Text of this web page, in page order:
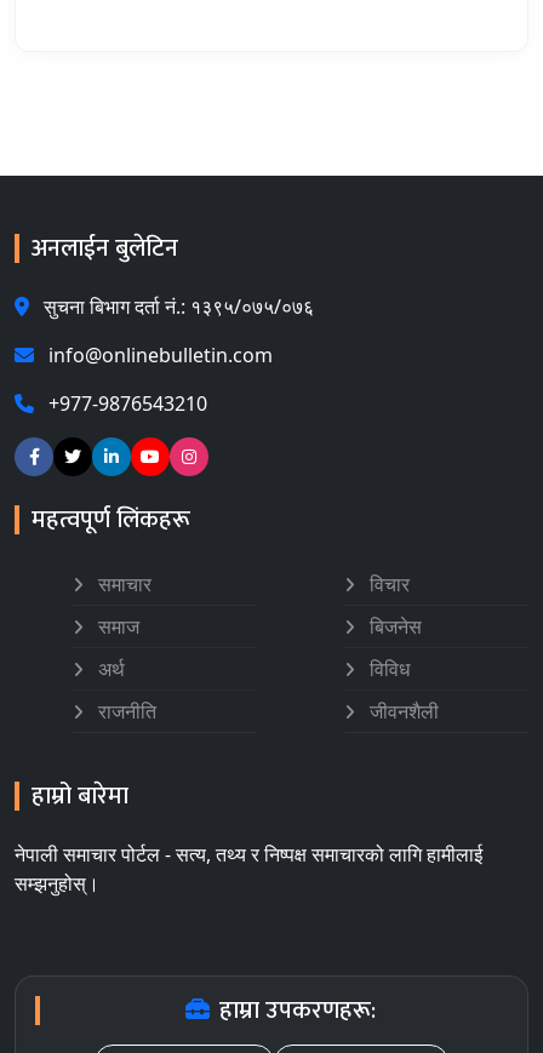
अनलाईन बुलेटिन
सुचना बिभाग दर्ता नं.: १३९५/०७५/०७६
info@onlinebulletin.com
+977-9876543210
महत्वपूर्ण लिंकहरू
समाचार
समाज
अर्थ
राजनीति
विचार
बिजनेस
विविध
जीवनशैली
हाम्रो बारेमा
नेपाली समाचार पोर्टल - सत्य, तथ्य र निष्पक्ष समाचारको लागि हामीलाई
सम्झनुहोस्।
हाम्रा उपकरणहरू: